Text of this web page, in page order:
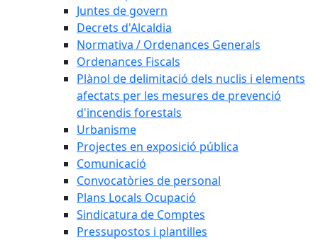
Juntes de govern
Decrets d'Alcaldia
Normativa / Ordenances Generals
Ordenances Fiscals
Plànol de delimitació dels nuclis i elements
afectats per les mesures de prevenció
d'incendis forestals
Urbanisme
Projectes en exposició pública
Comunicació
Convocatòries de personal
Plans Locals Ocupació
Sindicatura de Comptes
Pressupostos i plantilles